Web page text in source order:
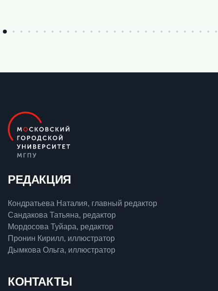
РЕДАКЦИЯ
Кондратьева Наталия, главный редактор
Сандакова Татьяна, редактор
Мордосова Туйара, редактор
Пронин Кирилл, иллюстратор
Дымкова Ольга, иллюстратор
КОНТАКТЫ